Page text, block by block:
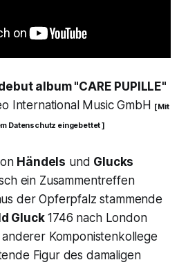
album "CARE PUPILLE"
International Music GmbH
[ Mit
Datenschutz eingebettet ]
Händels und Glucks
ein Zusammentreffen
der Opferpfalz stammende
Gluck1746 nach London
Komponistenkollege
Figur des damaligen